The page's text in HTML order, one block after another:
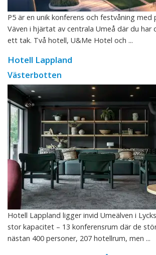
P5 är en unik konferens och festvåning med
Väven i hjärtat av centrala Umeå där du har
ett tak. Två hotell, U&Me Hotel och ...
Hotell Lappland
Västerbotten
Hotell Lappland ligger invid Umeälven i
stor kapacitet – 13 konferensrum där de
nästan 400 personer, 207 hotellrum, men ...